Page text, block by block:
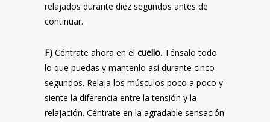
relajados durante diez segundos antes de
continuar.
F) Céntrate ahora en el cuello. Ténsalo todo
lo que puedas y mantenlo así durante cinco
segundos. Relaja los músculos poco a poco y
siente la diferencia entre la tensión y la
relajación. Céntrate en la agradable sensación